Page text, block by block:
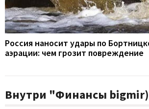
Россия наносит удары по
аэрации: чем грозит повреждение
Внутри "Финансы